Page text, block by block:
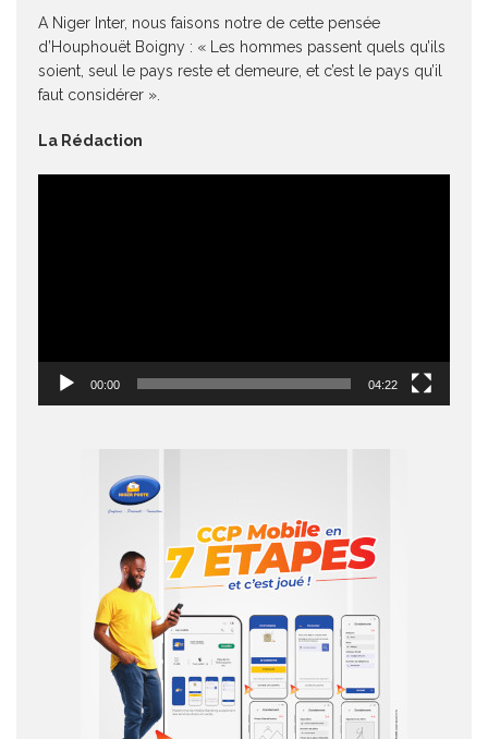
A Niger Inter, nous faisons notre de cette pensée
d’Houphouët Boigny : « Les hommes passent quels qu’ils
soient, seul le pays reste et demeure, et c’est le pays qu’il
faut considérer ».
La Rédaction
00:00 04:22